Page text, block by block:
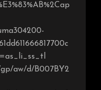
aw/d/B007BY2